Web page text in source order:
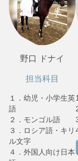
野口 ドナイ
担当科目
１．幼児・小学生英
語
２．モンゴル語
３．ロシア語・キリ
ル文字
４．外国人向け日本